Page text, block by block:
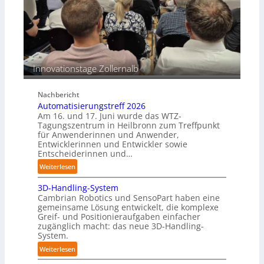
i
n
e
p
e
r
o
b
o
t
n
s
s
t
ä
i
g
e
P
o
l
y
m
e
r
l
a
g
e
Innovationstage Zollernalb
Nachbericht
Automatisierungstreff 2026
Am 16. und 17. Juni wurde das WTZ-
Tagungszentrum in Heilbronn zum Treffpunkt
für Anwenderinnen und Anwender,
Entwicklerinnen und Entwickler sowie
Entscheiderinnen und…
Weiterlesen:
A
u
t
o
m
t
i
3D-Handling-System
Cambrian Robotics und SensoPart haben eine
gemeinsame Lösung entwickelt, die komplexe
Greif- und Positionieraufgaben einfacher
zugänglich macht: das neue 3D-Handling-
System.
Weiterlesen:
3